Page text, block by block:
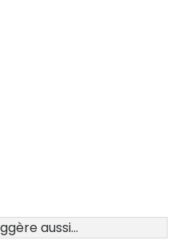
aussi...